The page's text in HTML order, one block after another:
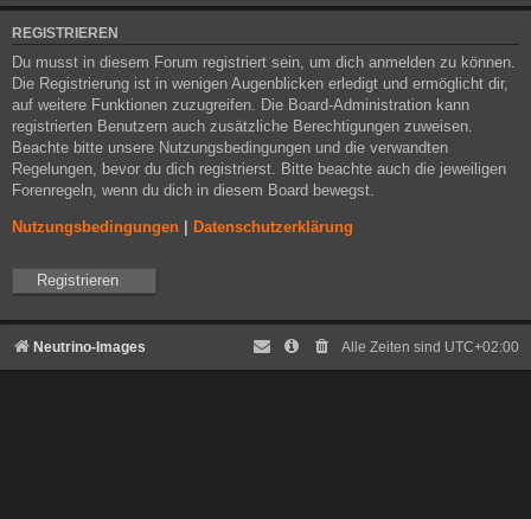
REGISTRIEREN
Du musst in diesem Forum registriert sein, um dich anmelden zu können.
Die Registrierung ist in wenigen Augenblicken erledigt und ermöglicht dir,
auf weitere Funktionen zuzugreifen. Die Board-Administration kann
registrierten Benutzern auch zusätzliche Berechtigungen zuweisen.
Beachte bitte unsere Nutzungsbedingungen und die verwandten
Regelungen, bevor du dich registrierst. Bitte beachte auch die jeweiligen
Forenregeln, wenn du dich in diesem Board bewegst.
Nutzungsbedingungen Datenschutzerklärung
Registrieren
Neutrino-Images Alle Zeiten sind UTC+02:00